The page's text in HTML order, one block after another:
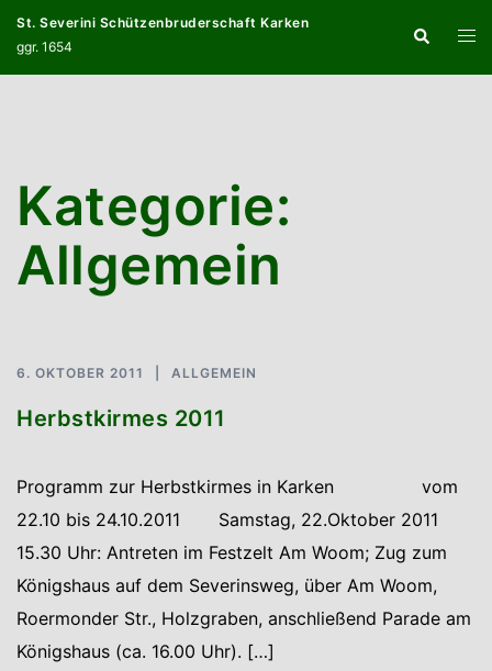
springen
St. Severini Schützenbruderschaft Karken
ggr. 1654
Suche
Menü
Kategorie:
Allgemein
6. OKTOBER 2011 ALLGEMEIN
Herbstkirmes 2011
Programm zur Herbstkirmes in Karken vom
22.10 bis 24.10.2011 Samstag, 22.Oktober 2011
15.30 Uhr: Antreten im Festzelt Am Woom; Zug zum
Königshaus auf dem Severinsweg, über Am Woom,
Roermonder Str., Holzgraben, anschließend Parade am
Königshaus (ca. 16.00 Uhr). […]